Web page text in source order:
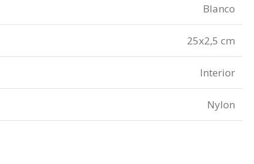
Blanco
25x2,5 cm
Interior
Nylon